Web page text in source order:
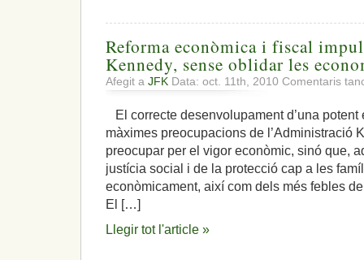
Reforma econòmica i fiscal
Kennedy, sense oblidar les
Afegit a JFK Data: oct. 11th, 2010 Comentaris
El correcte desenvolupament d’una
màximes preocupacions de l’Administració
preocupar per el vigor econòmic, sinó que,
justícia social i de la protecció cap a les
econòmicament, així com dels més febles
El […]
Llegir tot l'article »